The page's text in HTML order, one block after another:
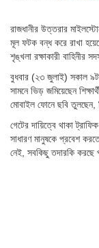
রাজধানীর উত্তরার
মূল ফটক বন্ধ করে রাখা
শৃঙ্খলা রক্ষাকারী বাহিনীর
বুধবার (২৩ জুলাই) সকাল
সামনে ভিড় জমিয়েছেন
মোবাইল ফোনে ছবি তুলছেন,
গেটের দায়িত্বে থাকা
সাধারণ মানুষকে প্রবেশ
নেই, সবকিছু তদারকি করছে